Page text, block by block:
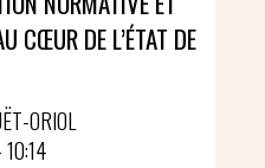
CŒUR DE L’ÉTAT DE
ORIOL